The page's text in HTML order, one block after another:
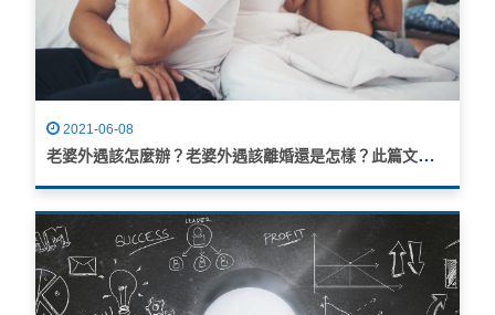
2021-06-08
老婆外遇該怎麼辦？老婆外遇該離婚還是怎樣？此篇文章告訴你